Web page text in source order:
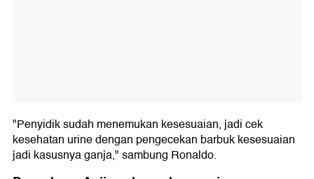
"Penyidik sudah menemukan kesesuaian, jadi cek
kesehatan urine dengan pengecekan barbuk kesesuaian
jadi kasusnya ganja," sambung Ronaldo.